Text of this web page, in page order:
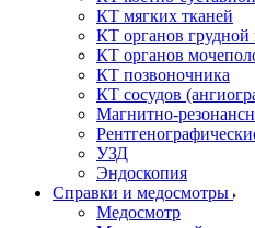
КТ мягких тканей
КТ органов грудной
КТ органов
КТ позвоночника
КТ сосудов
Магнитно-
УЗД
Эндоскопия
Справки и медосмотры
Медосмотр